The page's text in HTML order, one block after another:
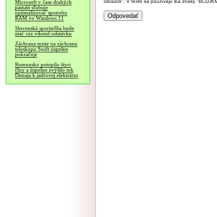
Microsoft v čase drahých
pamätí sľubuje
optimalizovať spotrebu
RAM vo Windows 11
Slovenská sporiteľňa bude
mať cez víkend odstávku
Záchrana misie na záchranu
teleskopu Swift úspešne
pokračuje
Rumunsko potopilo štyri
člny a úspešne zvýšilo tok
Dunaja k jadrovej elektrárni
obrázok". V texte sa používajú iba znaky